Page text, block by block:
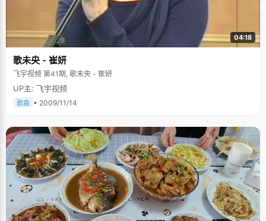
04:18
歌未央 - 崔妍
飞宇视频 第41期, 歌未央 - 崔妍
UP主: 飞宇视频
歌曲 • 2009/11/14